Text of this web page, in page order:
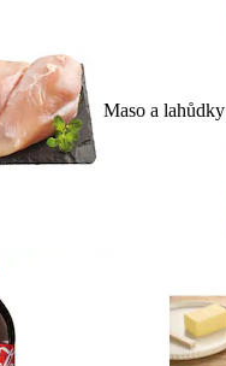
Maso a lahůdky